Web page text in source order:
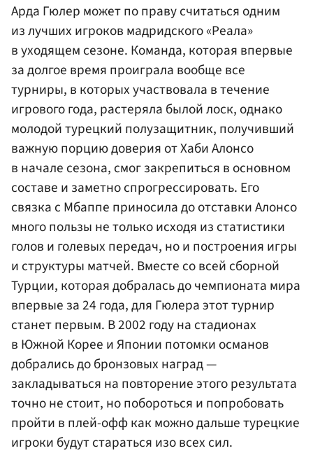
Арда Гюлер может по праву считаться одним
из лучших игроков мадридского «Реала»
в уходящем сезоне. Команда, которая впервые
за долгое время проиграла вообще все
турниры, в которых участвовала в течение
игрового года, растеряла былой лоск, однако
молодой турецкий полузащитник, получивший
важную порцию доверия от Хаби Алонсо
в начале сезона, смог закрепиться в основном
составе и заметно спрогрессировать. Его
связка с Мбаппе приносила до отставки Алонсо
много пользы не только исходя из статистики
голов и голевых передач, но и построения игры
и структуры матчей. Вместе со всей сборной
Турции, которая добралась до чемпионата мира
впервые за 24 года, для Гюлера этот турнир
станет первым. В 2002 году на стадионах
в Южной Корее и Японии потомки османов
добрались до бронзовых наград —
закладываться на повторение этого результата
точно не стоит, но побороться и попробовать
пройти в плей-офф как можно дальше турецкие
игроки будут стараться изо всех сил.